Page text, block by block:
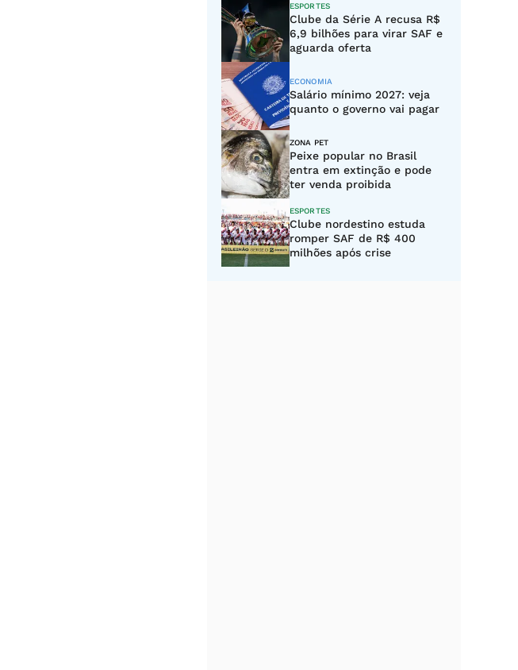
ESPORTES
Clube da Série A recusa R$
6,9 bilhões para virar SAF e
aguarda oferta
ECONOMIA
Salário mínimo 2027: veja
quanto o governo vai pagar
ZONA PET
Peixe popular no Brasil
entra em extinção e pode
ter venda proibida
ESPORTES
Clube nordestino estuda
romper SAF de R$ 400
milhões após crise